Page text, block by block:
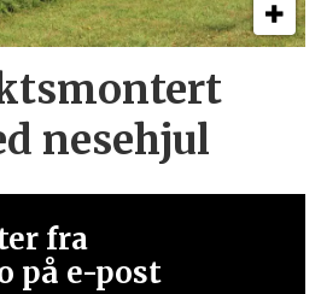
nesehjul
fra
på e-post